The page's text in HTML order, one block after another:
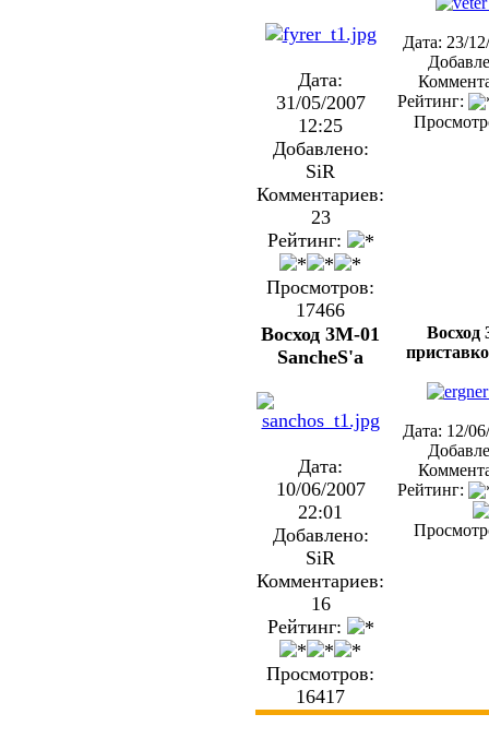
Дата:
31/05/2007
12:25
Добавлено:
SiR
Комментариев:
23
Рейтинг:
Просмотров:
17466
Дата: 23/
Рейтинг:
Восход 3М-01
SancheS'a
Дата:
10/06/2007
22:01
Добавлено:
SiR
Комментариев:
16
Рейтинг:
Просмотров:
16417
Восход
Дата: 12/
Рейтинг: